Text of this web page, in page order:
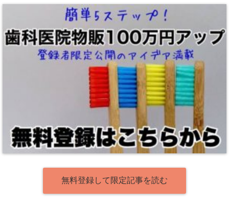
無料登録して限定記事を読む